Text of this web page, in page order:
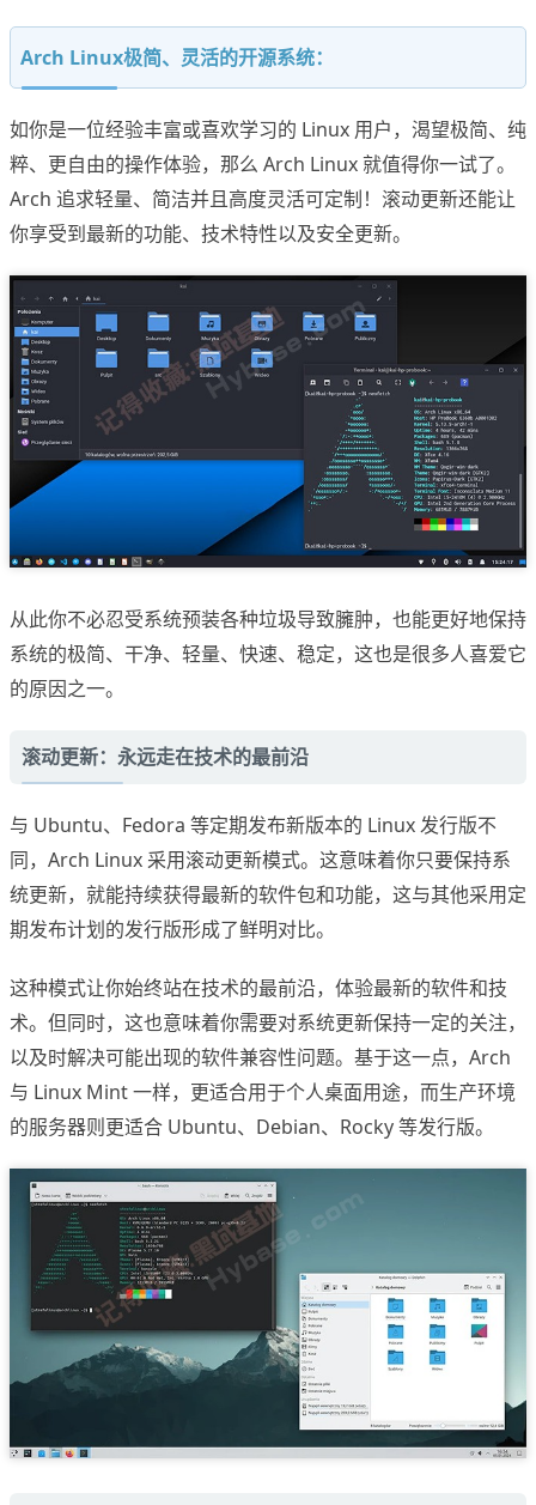
Arch Linux极简、灵活的开源系统：
如你是一位经验丰富或喜欢学习的 Linux 用户，渴望极简、纯
粹、更自由的操作体验，那么 Arch Linux 就值得你一试了。
Arch 追求轻量、简洁并且高度灵活可定制！滚动更新还能让
你享受到最新的功能、技术特性以及安全更新。
从此你不必忍受系统预装各种垃圾导致臃肿，也能更好地保持
系统的极简、干净、轻量、快速、稳定，这也是很多人喜爱它
的原因之一。
滚动更新：永远走在技术的最前沿
与 Ubuntu、Fedora 等定期发布新版本的 Linux 发行版不
同，Arch Linux 采用滚动更新模式。这意味着你只要保持系
统更新，就能持续获得最新的软件包和功能，这与其他采用定
期发布计划的发行版形成了鲜明对比。
这种模式让你始终站在技术的最前沿，体验最新的软件和技
术。但同时，这也意味着你需要对系统更新保持一定的关注，
以及时解决可能出现的软件兼容性问题。基于这一点，Arch
与 Linux Mint 一样，更适合用于个人桌面用途，而生产环境
的服务器则更适合 Ubuntu、Debian、Rocky 等发行版。